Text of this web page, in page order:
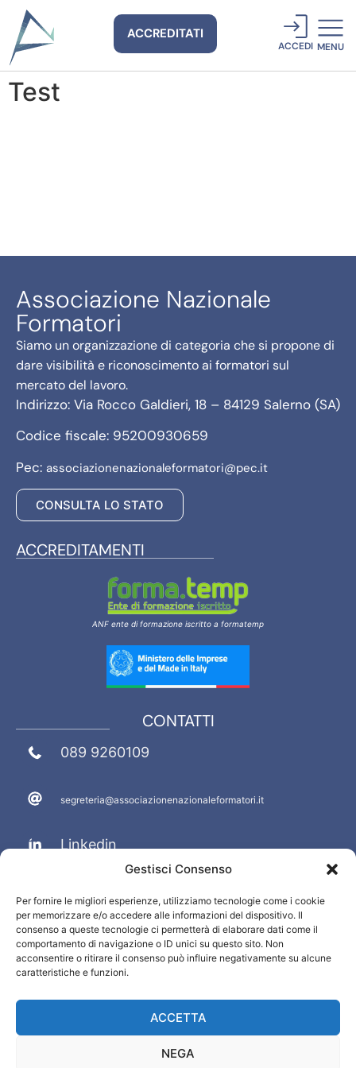
Gestisci Consenso
Per fornire le migliori esperienze, utilizziamo tecnologie come i cookie
per memorizzare e/o accedere alle informazioni del dispositivo. Il
consenso a queste tecnologie ci permetterà di elaborare dati come il
comportamento di navigazione o ID unici su questo sito. Non
acconsentire o ritirare il consenso può influire negativamente su alcune
caratteristiche e funzioni.
ACCETTA
NEGA
ACCREDITATI
ACCEDI MENU
Test
Associazione Nazionale
Formatori
Siamo un organizzazione di categoria che si propone di
dare visibilità e riconoscimento ai formatori sul
mercato del lavoro.
Indirizzo: Via Rocco Galdieri, 18 – 84129 Salerno (SA)
Codice fiscale: 95200930659
Pec: associazionenazionaleformatori@pec.it
CONSULTA LO STATO
ACCREDITAMENTI
ANF ente di formazione iscritto a formatemp
CONTATTI
089 9260109
segreteria@associazionenazionaleformatori.it
Linkedin
PRIVACY E INFO
Termini e condizioni
Disconoscimento